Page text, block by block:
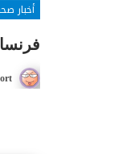
أخبار